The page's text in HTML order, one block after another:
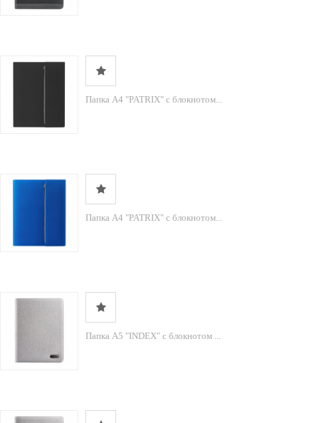
Папка А4 "PATRIX" с блокнотом...
Папка А4 "PATRIX" с блокнотом...
Папка А5 "INDEX" с блокнотом ...